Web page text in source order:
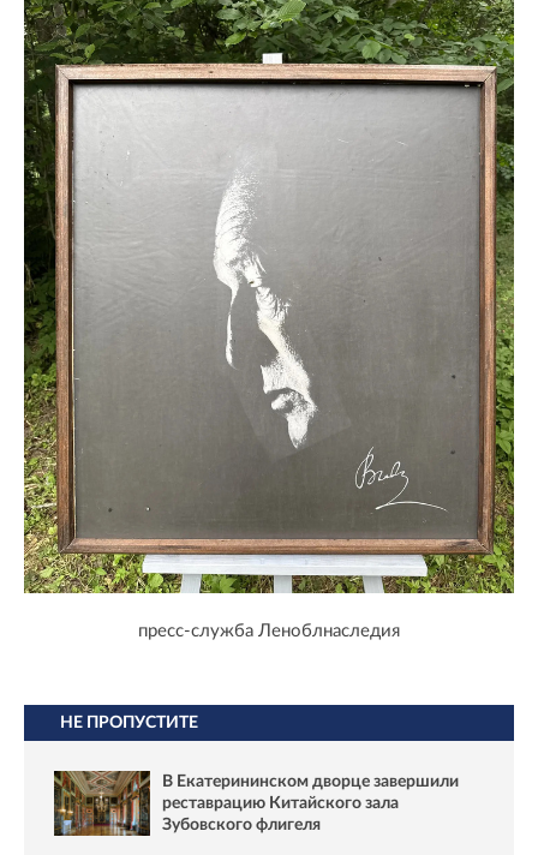
пресс-служба Леноблнаследия
НЕ ПРОПУСТИТЕ
В Екатерининском дворце завершили
реставрацию Китайского зала
Зубовского флигеля